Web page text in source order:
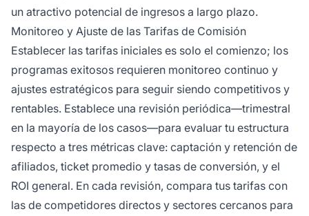
un atractivo potencial de ingresos a largo plazo.
Monitoreo y Ajuste de las Tarifas de Comisión
Establecer las tarifas iniciales es solo el comienzo; los
programas exitosos requieren monitoreo continuo y
ajustes estratégicos para seguir siendo competitivos y
rentables. Establece una revisión periódica—trimestral
en la mayoría de los casos—para evaluar tu estructura
respecto a tres métricas clave: captación y retención de
afiliados, ticket promedio y tasas de conversión, y el
ROI general. En cada revisión, compara tus tarifas con
las de competidores directos y sectores cercanos para